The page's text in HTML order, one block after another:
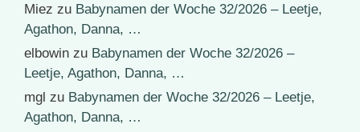
Miez zu Babynamen der Woche 32/2026 – Leetje,
Agathon, Danna, …
elbowin zu Babynamen der Woche 32/2026 –
Leetje, Agathon, Danna, …
mgl zu Babynamen der Woche 32/2026 – Leetje,
Agathon, Danna, …